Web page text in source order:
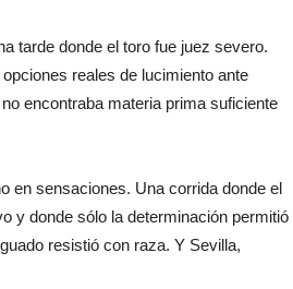
tarde donde el toro fue juez severo.
reales de lucimiento ante
encontraba materia prima suficiente
en sensaciones. Una corrida donde el
y donde sólo la determinación permitió
resistió con raza. Y Sevilla,